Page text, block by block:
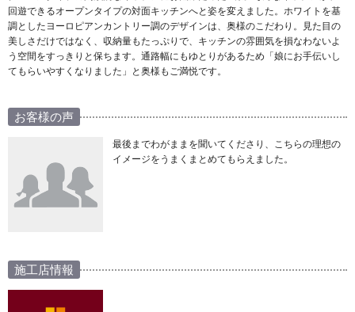
回遊できるオープンタイプの対面キッチンへと姿を変えました。ホワイトを基
調としたヨーロピアンカントリー調のデザインは、奥様のこだわり。見た目の
美しさだけではなく、収納量もたっぷりで、キッチンの雰囲気を損なわないよ
う空間をすっきりと保ちます。通路幅にもゆとりがあるため「娘にお手伝いし
てもらいやすくなりました」と奥様もご満悦です。
お客様の声
最後までわがままを聞いてくださり、こちらの理想の
イメージをうまくまとめてもらえました。
施工店情報